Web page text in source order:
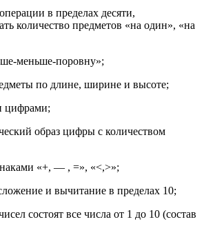
в пределах десяти,
количество предметов «на один», «на
меньше-поровну»;
по длине, ширине и высоте;
цифрами;
образ цифры с количеством
«+, — , =», «<,>»;
и вычитание в пределах 10;
состоят все числа от 1 до 10 (состав